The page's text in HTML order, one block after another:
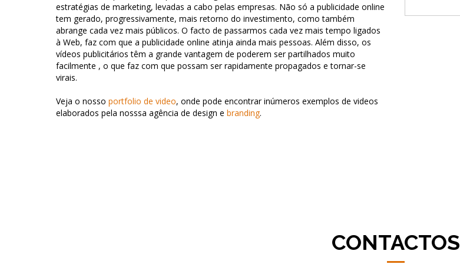
estratégias de marketing, levadas a cabo pelas empresas. Não só a publicidade online
tem gerado, progressivamente, mais retorno do investimento, como também
abrange cada vez mais públicos. O facto de passarmos cada vez mais tempo ligados
à Web, faz com que a publicidade online atinja ainda mais pessoas. Além disso, os
vídeos publicitários têm a grande vantagem de poderem ser partilhados muito
facilmente , o que faz com que possam ser rapidamente propagados e tornar-se
virais.
Veja o nosso portfolio de video, onde pode encontrar inúmeros exemplos de videos
elaborados pela nosssa agência de design e branding.
CONTACTOS